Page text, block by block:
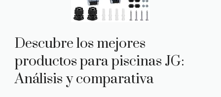
Descubre los mejores
productos para piscinas JG:
Análisis y comparativa